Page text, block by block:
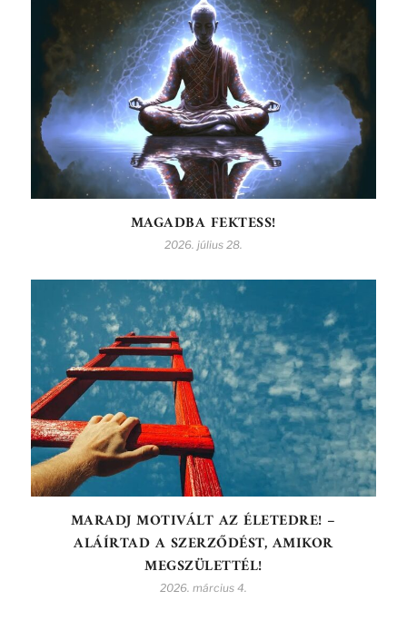
MAGADBA FEKTESS!
2026. július 28.
MARADJ MOTIVÁLT AZ ÉLETEDRE! –
ALÁÍRTAD A SZERZŐDÉST, AMIKOR
MEGSZÜLETTÉL!
2026. március 4.